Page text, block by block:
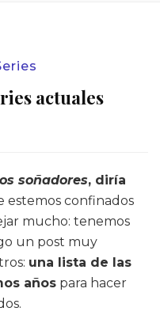
actuales
soñadores, diría
estemos confinados
mucho: tenemos
un post muy
una lista de las
años para hacer